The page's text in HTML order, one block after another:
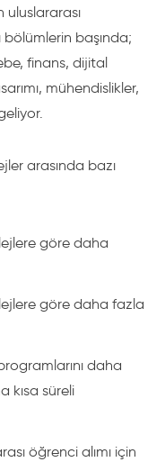
başında;
finans, dijital
mühendislikler,
arasında bazı
göre daha
göre daha fazla
daha
kısa süreli
öğrenci alımı için